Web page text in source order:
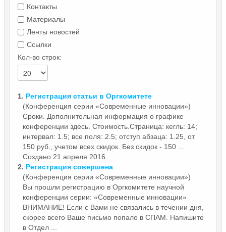
Контакты
Материалы
Ленты новостей
Ссылки
Кол-во строк:
1. Регистрация статьи в Оргкомитете
(Конференция серии «Современные инновации»)
Сроки. Дополнительная информация о графике
конференции здесь. Стоимость.Страница: кегль: 14;
интервал: 1.5; все поля: 2.5; отступ абзаца: 1.25, от
150 руб., учетом всех скидок. Без скидок - 150 ...
Создано 21 апреля 2016
2. Регистрация совершена
(Конференция серии «Современные инновации»)
Вы прошли регистрацию в Оргкомитете научной
конференции серии: «Современные инновации»
ВНИМАНИЕ! Если с Вами не связались в течении дня,
скорее всего Ваше письмо попало в СПАМ. Напишите
в Отдел ...